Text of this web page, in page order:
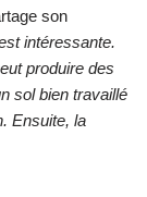
son
intéressante.
produire des
sol bien travaillé
Ensuite, la